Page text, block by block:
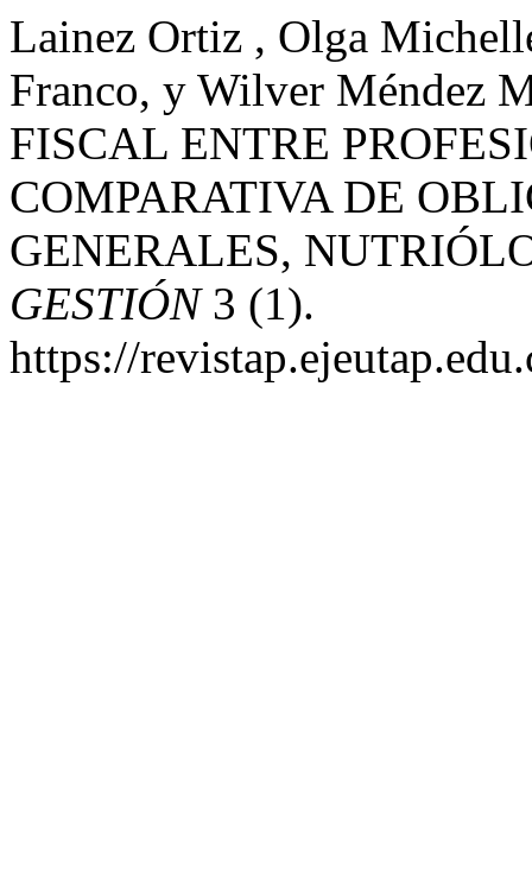
Lainez Ortiz , Olga
Franco, y Wilver Méndez
FISCAL ENTRE
COMPARATIVA DE
GENERALES,
GESTIÓN3 (1).
https://